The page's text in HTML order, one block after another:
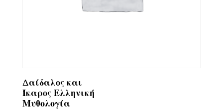
Δαίδαλος και
Ίκαρος Ελληνική
Μυθολογία